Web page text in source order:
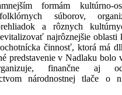
formám kultúrno-
súborov,
a rôznych
najrôznejšie
činnosť, ktorá má
predstavenie v Nadlaku bolo
finančne aj
národnostnej tlače o